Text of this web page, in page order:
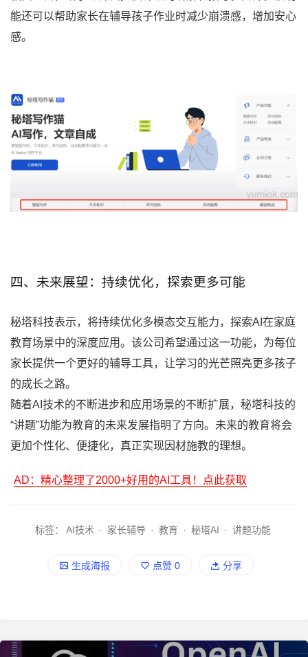
能还可以帮助家长在辅导孩子作业时减少崩溃感，增加安心
感。
四、未来展望：持续优化，探索更多可能
秘塔科技表示，将持续优化多模态交互能力，探索AI在家庭
教育场景中的深度应用。该公司希望通过这一功能，为每位
家长提供一个更好的辅导工具，让学习的光芒照亮更多孩子
的成长之路。
随着AI技术的不断进步和应用场景的不断扩展，秘塔科技的
“讲题”功能为教育的未来发展指明了方向。未来的教育将会
更加个性化、便捷化，真正实现因材施教的理想。
AD：精心整理了2000+好用的AI工具！点此获取
标签： AI技术 · 家长辅导 · 教育 · 秘塔AI · 讲题功能
生成海报 点赞 0 分享